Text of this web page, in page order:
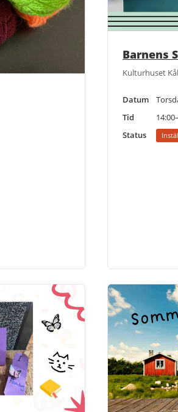
Barnens
Kulturhuset
Datum
Tid
Status